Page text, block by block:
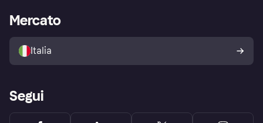
Esplora i negozi
Politica di protezione
dell'acquirente Klarna
Accesso aziende
Mercato
Italia
Segui